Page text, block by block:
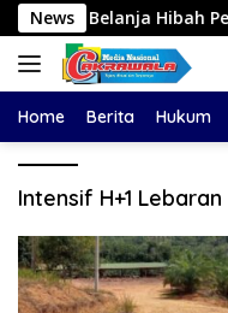
Langsung
ke
konten
News
Hibah Pemprov
Home Berita Hukum
Intensif H+1 Lebaran